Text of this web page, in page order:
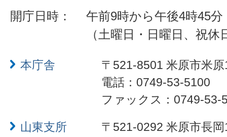
開庁日時：
午前9時から午後4時45分
（土曜日・日曜日、祝
本庁舎
〒521-8501 米原市米
電話：0749-53-5100
ファックス：0749-53-
山東支所
〒521-0292 米原市長